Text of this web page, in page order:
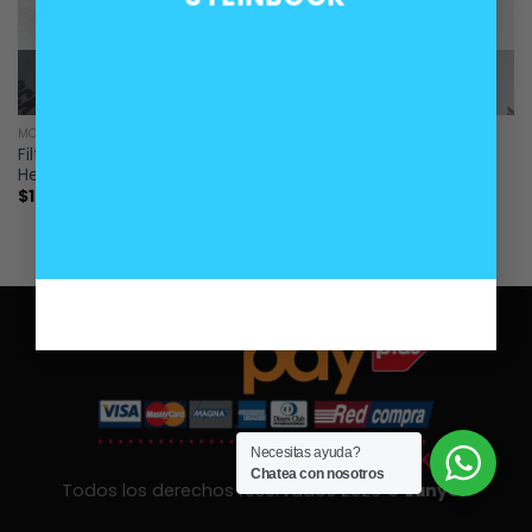
SIN EXISTENCIAS
MOTOR
Filtro de aceite motor
Hengst E202H01 para BMW
$10.000
SIN EXISTENCIAS
Todos los derechos reservados 2026 ©Lanyon
Necesitas ayuda?
Chatea con nosotros